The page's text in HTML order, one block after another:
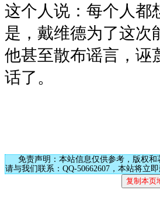
这个人说：每个人都
是，戴维德为了这次
他甚至散布谣言，诬
话了。
免责声明：本站信息仅供参考，版权和
请与我们联系：QQ-50662607，本站将立即